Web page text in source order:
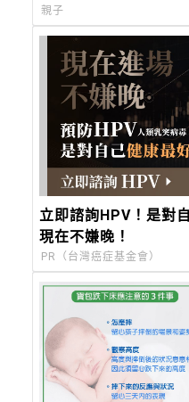
親子
立即諮詢HPV！是對
現在不嫌晚！
PR（台灣癌症基金會）